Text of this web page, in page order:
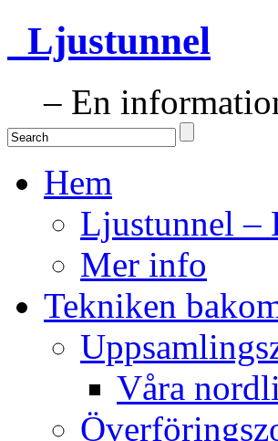
Ljustunnel
– En
Hem
Ljustunnel –
Mer info
Tekniken
Våra